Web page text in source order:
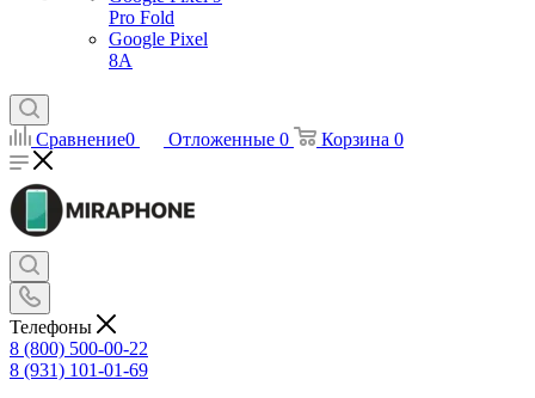
Pro Fold
Google Pixel
8A
Сравнение0 Отложенные 0 Корзина 0
Телефоны
8 (800) 500-00-22
8 (931) 101-01-69